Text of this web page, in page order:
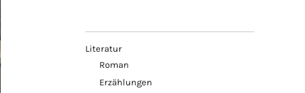
Literatur
Roman
Erzählungen